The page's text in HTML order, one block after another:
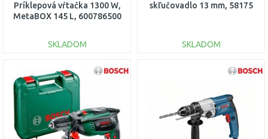
Príklepová vŕtačka 1300 W,
MetaBOX 145 L, 600786500
SKLADOM
DO KOŠÍKA
Porovnať
skľučovadlo 13 mm, 58175
SKLADOM
DO KOŠÍKA